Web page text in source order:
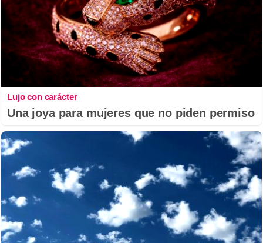
Lujo con carácter
Una joya para mujeres que no piden permiso